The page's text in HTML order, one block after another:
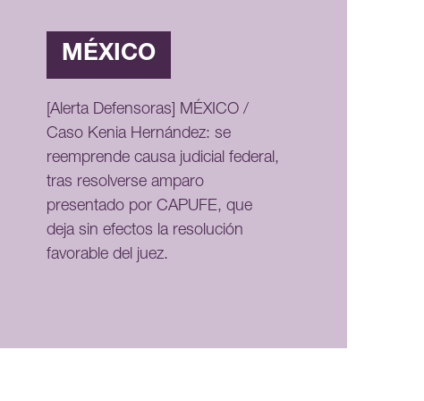
MÉXICO
[Alerta Defensoras] MÉXICO /
Caso Kenia Hernández: se
reemprende causa judicial federal,
tras resolverse amparo
presentado por CAPUFE, que
deja sin efectos la resolución
favorable del juez.